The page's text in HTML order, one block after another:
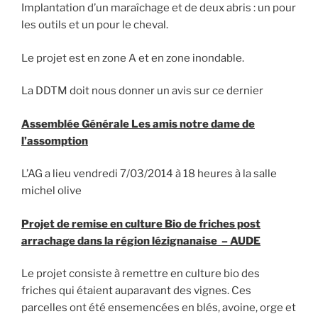
Implantation d’un maraîchage et de deux abris : un pour
les outils et un pour le cheval.
Le projet est en zone A et en zone inondable.
La DDTM doit nous donner un avis sur ce dernier
Assemblée Générale Les amis notre dame de
l’assomption
L’AG a lieu vendredi 7/03/2014 à 18 heures à la salle
michel olive
Projet de remise en culture Bio de friches post
arrachage dans la région lézignanaise – AUDE
Le projet consiste à remettre en culture bio des
friches qui étaient auparavant des vignes. Ces
parcelles ont été ensemencées en blés, avoine, orge et